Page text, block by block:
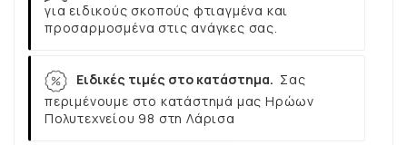
για ειδικούς σκοπούς φτιαγμένα και
προσαρμοσμένα στις ανάγκες σας.
Ειδικές τιμές στο κατάστημα. Σας
περιμένουμε στο κατάστημά μας Ηρώων
Πολυτεχνείου 98 στη Λάρισα